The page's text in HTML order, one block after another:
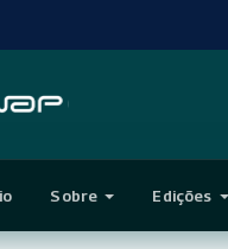
Sobre Edições